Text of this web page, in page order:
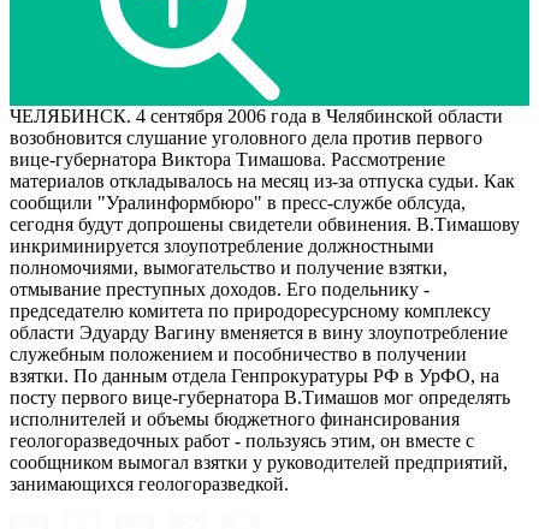
ЧЕЛЯБИНСК. 4 сентября 2006 года в Челябинской области
возобновится слушание уголовного дела против первого
вице-губернатора Виктора Тимашова. Рассмотрение
материалов откладывалось на месяц из-за отпуска судьи. Как
сообщили "Уралинформбюро" в пресс-службе облсуда,
сегодня будут допрошены свидетели обвинения. В.Тимашову
инкриминируется злоупотребление должностными
полномочиями, вымогательство и получение взятки,
отмывание преступных доходов. Его подельнику -
председателю комитета по природоресурсному комплексу
области Эдуарду Вагину вменяется в вину злоупотребление
служебным положением и пособничество в получении
взятки. По данным отдела Генпрокуратуры РФ в УрФО, на
посту первого вице-губернатора В.Тимашов мог определять
исполнителей и объемы бюджетного финансирования
геологоразведочных работ - пользуясь этим, он вместе с
сообщником вымогал взятки у руководителей предприятий,
занимающихся геологоразведкой.